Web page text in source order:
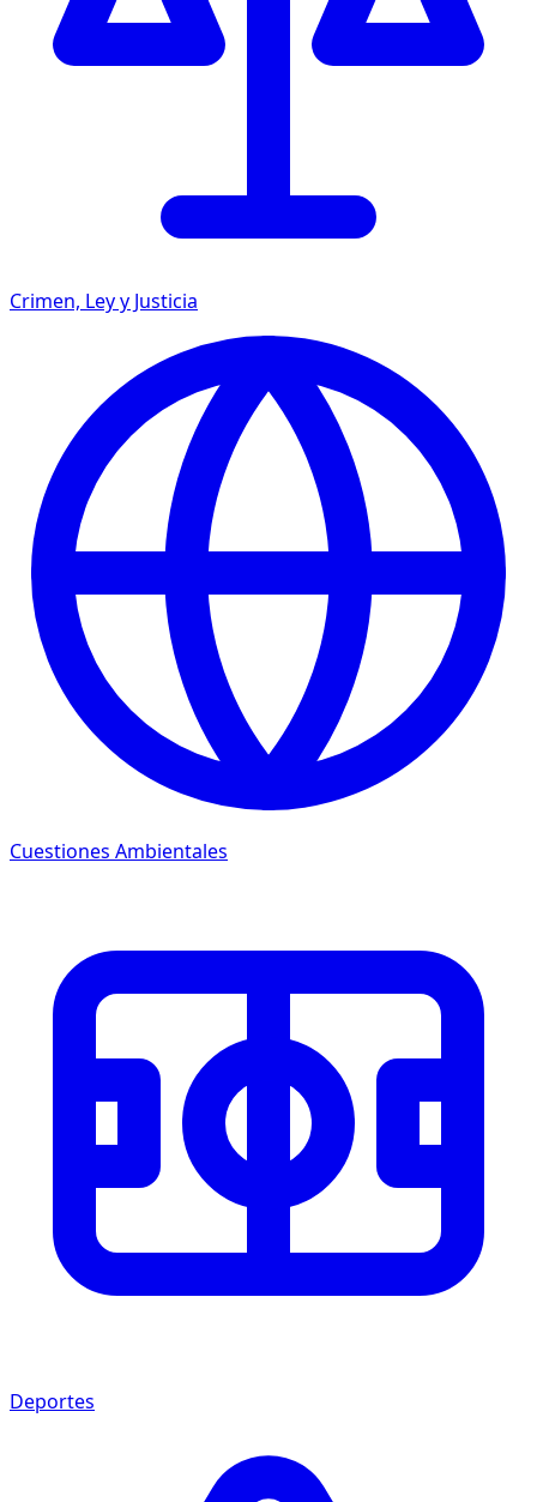
Crimen, Ley y Justicia
Cuestiones Ambientales
Deportes